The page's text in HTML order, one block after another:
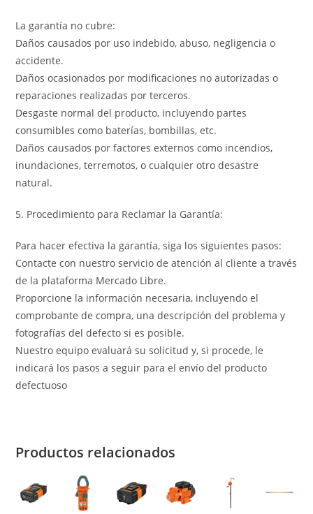
La garantía no cubre:
Daños causados por uso indebido, abuso, negligencia o
accidente.
Daños ocasionados por modificaciones no autorizadas o
reparaciones realizadas por terceros.
Desgaste normal del producto, incluyendo partes
consumibles como baterías, bombillas, etc.
Daños causados por factores externos como incendios,
inundaciones, terremotos, o cualquier otro desastre
natural.
5. Procedimiento para Reclamar la Garantía:
Para hacer efectiva la garantía, siga los siguientes pasos:
Contacte con nuestro servicio de atención al cliente a través
de la plataforma Mercado Libre.
Proporcione la información necesaria, incluyendo el
comprobante de compra, una descripción del problema y
fotografías del defecto si es posible.
Nuestro equipo evaluará su solicitud y, si procede, le
indicará los pasos a seguir para el envío del producto
defectuoso
Productos relacionados